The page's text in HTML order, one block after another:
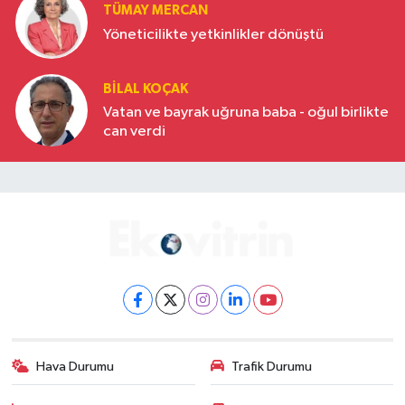
TÜMAY MERCAN
Yöneticilikte yetkinlikler dönüştü
BILAL KOÇAK
Vatan ve bayrak uğruna baba - oğul birlikte
can verdi
Hava Durumu Trafik Durumu